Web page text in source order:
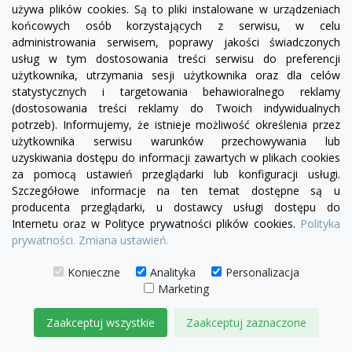
używa plików cookies. Są to pliki instalowane w urządzeniach
końcowych osób korzystających z serwisu, w celu
administrowania serwisem, poprawy jakości świadczonych
usług w tym dostosowania treści serwisu do preferencji
użytkownika, utrzymania sesji użytkownika oraz dla celów
statystycznych i targetowania behawioralnego reklamy
(dostosowania treści reklamy do Twoich indywidualnych
potrzeb). Informujemy, że istnieje możliwość określenia przez
użytkownika serwisu warunków przechowywania lub
uzyskiwania dostępu do informacji zawartych w plikach cookies
za pomocą ustawień przeglądarki lub konfiguracji usługi.
Szczegółowe informacje na ten temat dostępne są u
producenta przeglądarki, u dostawcy usługi dostępu do
Internetu oraz w Polityce prywatności plików cookies. Polityka
prywatności. Zmiana ustawień.
Konieczne Analityka
Personalizacja
Marketing
Zaakceptuj wszystkie Zaakceptuj zaznaczone